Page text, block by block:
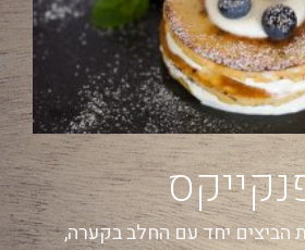
הביצים יחד עם החלב בקערה,